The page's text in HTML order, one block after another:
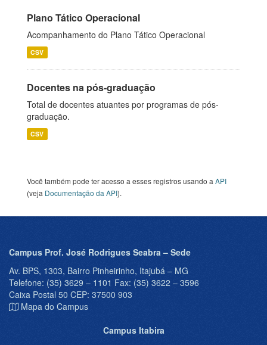
Plano Tático Operacional
Acompanhamento do Plano Tático Operacional
CSV
Docentes na pós-graduação
Total de docentes atuantes por programas de pós-
graduação.
CSV
Você também pode ter acesso a esses registros usando a API
(veja Documentação da API).
Campus Prof. José Rodrigues Seabra – Sede
Av. BPS, 1303, Bairro Pinheirinho, Itajubá – MG
Telefone: (35) 3629 – 1101 Fax: (35) 3622 – 3596
Caixa Postal 50 CEP: 37500 903
Mapa do Campus
Campus Itabira